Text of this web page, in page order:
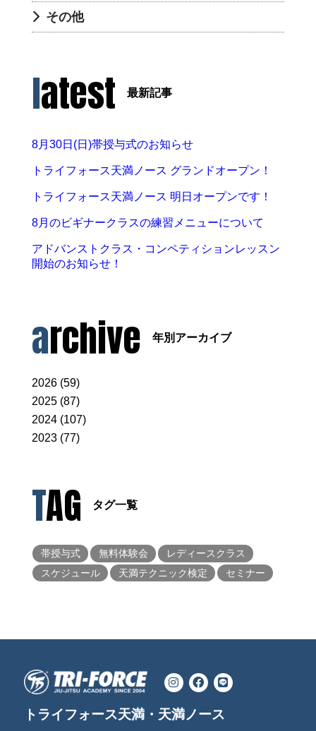
その他
latest 最新記事
8月30日(日)帯授与式のお知らせ
トライフォース天満ノース グランドオープン！
トライフォース天満ノース 明日オープンです！
8月のビギナークラスの練習メニューについて
アドバンストクラス・コンペティションレッスン
開始のお知らせ！
archive 年別アーカイブ
2026 (59)
2025 (87)
2024 (107)
2023 (77)
TAG タグ一覧
帯授与式 無料体験会
レディースクラス
スケジュール
天満テクニック検定 セミナー
トライフォース天満・天満ノース